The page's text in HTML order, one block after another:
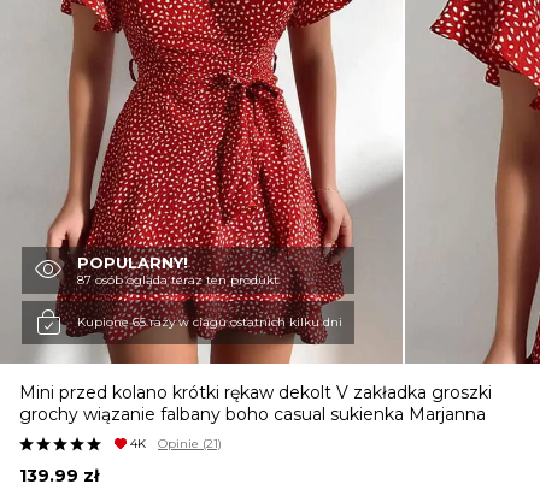
MODA PLAŻOWA
BLUZKI
KURTKI I PŁASZCZE
SPÓDNICE
POPULARNY!
87 osób ogląda teraz ten produkt
Kupione 65 razy w ciągu ostatnich kilku dni
Mini przed kolano krótki rękaw dekolt V zakładka groszki
grochy wiązanie falbany boho casual sukienka Marjanna
4K Opinie (21)
139.99 zł